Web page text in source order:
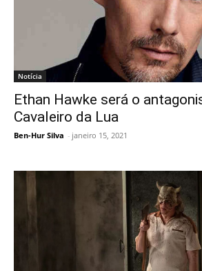
Notícia
Ethan Hawke será o
Cavaleiro da Lua
Ben-Hur Silva - janeiro 15, 2021